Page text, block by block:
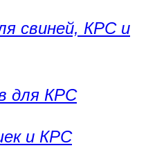
свиней, КРС и
для КРС
и КРС